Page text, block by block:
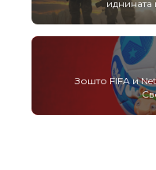
иднината
Зошто FIFA и